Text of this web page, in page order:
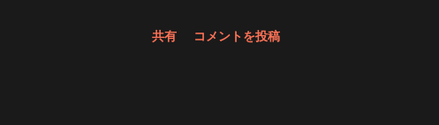
共有 コメントを投稿